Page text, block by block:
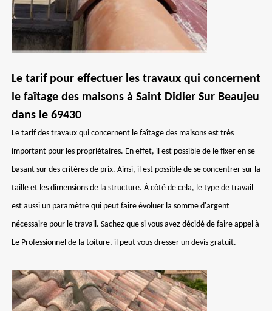
Le tarif pour effectuer les travaux qui concernent
le faîtage des maisons à Saint Didier Sur Beaujeu
dans le 69430
Le tarif des travaux qui concernent le faîtage des maisons est très
important pour les propriétaires. En effet, il est possible de le fixer en se
basant sur des critères de prix. Ainsi, il est possible de se concentrer sur la
taille et les dimensions de la structure. À côté de cela, le type de travail
est aussi un paramètre qui peut faire évoluer la somme d'argent
nécessaire pour le travail. Sachez que si vous avez décidé de faire appel à
Le Professionnel de la toiture, il peut vous dresser un devis gratuit.